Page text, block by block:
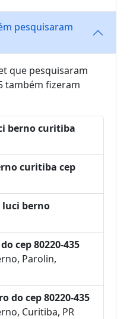
pesquisaram
que pesquisaram
também fizeram
berno curitiba
curitiba cep
luci berno
cep 80220-435
Parolin,
do cep 80220-435
Curitiba, PR